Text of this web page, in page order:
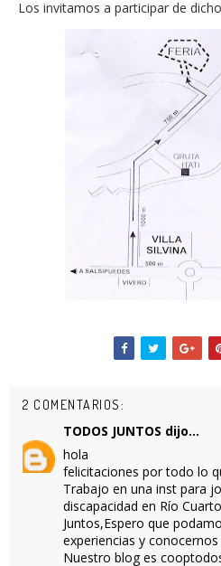
Los invitamos a participar de
2 COMENTARIOS:
TODOS JUNTOS dijo...
hola
felicitaciones por todo lo
Trabajo en una inst para
discapacidad en Río
Juntos,Espero que
experiencias y
Nuestro blog es